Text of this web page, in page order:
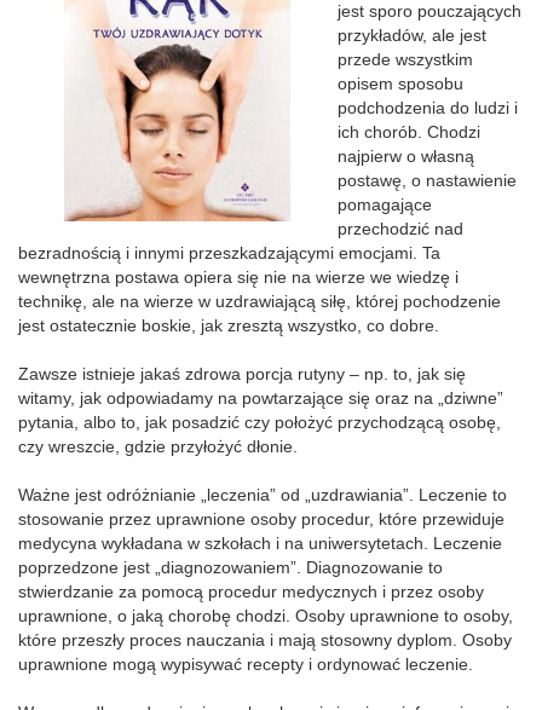
jest sporo pouczających
przykładów, ale jest
przede wszystkim
opisem sposobu
podchodzenia do ludzi i
ich chorób. Chodzi
najpierw o własną
postawę, o nastawienie
pomagające
przechodzić nad
bezradnością i innymi przeszkadzającymi emocjami. Ta
wewnętrzna postawa opiera się nie na wierze we wiedzę i
technikę, ale na wierze w uzdrawiającą siłę, której pochodzenie
jest ostatecznie boskie, jak zresztą wszystko, co dobre.
Zawsze istnieje jakaś zdrowa porcja rutyny – np. to, jak się
witamy, jak odpowiadamy na powtarzające się oraz na „dziwne”
pytania, albo to, jak posadzić czy położyć przychodzącą osobę,
czy wreszcie, gdzie przyłożyć dłonie.
Ważne jest odróżnianie „leczenia” od „uzdrawiania”. Leczenie to
stosowanie przez uprawnione osoby procedur, które przewiduje
medycyna wykładana w szkołach i na uniwersytetach. Leczenie
poprzedzone jest „diagnozowaniem”. Diagnozowanie to
stwierdzanie za pomocą procedur medycznych i przez osoby
uprawnione, o jaką chorobę chodzi. Osoby uprawnione to osoby,
które przeszły proces nauczania i mają stosowny dyplom. Osoby
uprawnione mogą wypisywać recepty i ordynować leczenie.